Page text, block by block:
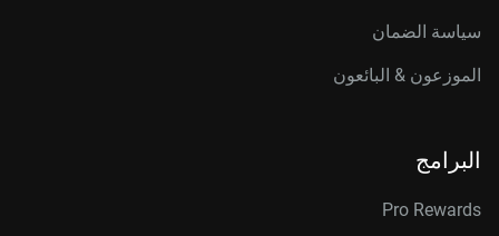
سياسة الضمان
الموزعون & البائعون
البرامج
Pro Rewards